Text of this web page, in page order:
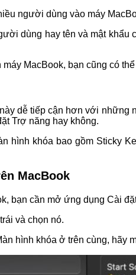
người dùng vào máy
dùng hay tên và mật
MacBook, bạn cũng có
dễ tiếp cận hơn với
Trợ năng hay không.
hình khóa bao gồm Sticky
MacBook
bạn cần mở ứng dụng Cài
và chọn nó.
hình khóa ở trên cùng,